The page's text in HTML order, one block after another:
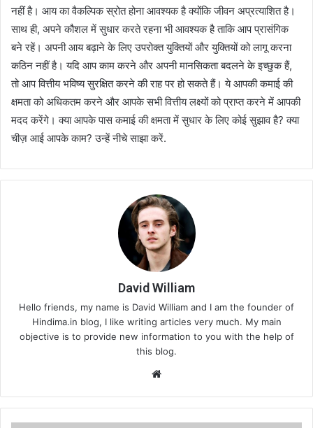
नहीं है। आय का वैकल्पिक स्रोत होना आवश्यक है क्योंकि जीवन अप्रत्याशित है।
साथ ही, अपने कौशल में सुधार करते रहना भी आवश्यक है ताकि आप प्रासंगिक
बने रहें। अपनी आय बढ़ाने के लिए उपरोक्त युक्तियों और युक्तियों को लागू करना
कठिन नहीं है। यदि आप काम करने और अपनी मानसिकता बदलने के इच्छुक हैं,
तो आप वित्तीय भविष्य सुरक्षित करने की राह पर हो सकते हैं। ये आपकी कमाई की
क्षमता को अधिकतम करने और आपके सभी वित्तीय लक्ष्यों को प्राप्त करने में आपकी
मदद करेंगे। क्या आपके पास कमाई की क्षमता में सुधार के लिए कोई सुझाव है? क्या
चीज़ आई आपके काम? उन्हें नीचे साझा करें.
David William
Hello friends, my name is David William and I am the founder of
Hindima.in blog, I like writing articles very much. My main
objective is to provide new information to you with the help of
this blog.